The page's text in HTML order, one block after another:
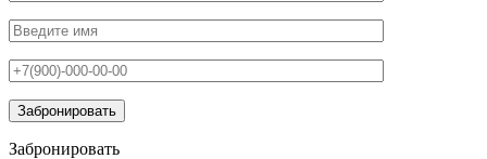
Забронировать